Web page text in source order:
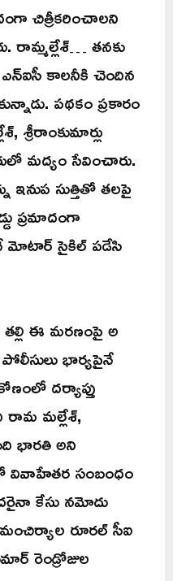
చిత్రీకరించాలని
రామ్మల్లేశ్… తనకు
కాలనీకి చెందిన
పథకం ప్రకారం
శ్రీరాంకుమార్లు
మద్యం సేవించారు.
ఇనుప సుత్తితో తలపై
ప్రమాదంగా
మోటార్ సైకిల్ పడేసి
ఈ మరణంపై అ
భార్యపైనే
దర్యాప్తు
రామ మల్లేశ్,
భారతి అని
వివాహేతర సంబంధం
కేసు నమోదు
రూరల్ సీఐ
రెండ్రోజుల